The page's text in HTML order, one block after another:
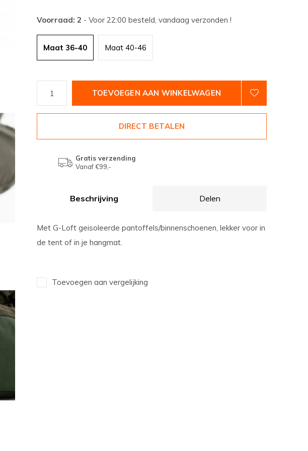
Voorraad: 2 - Voor 22:00 besteld, vandaag verzonden !
Maat 36-40 Maat 40-46
TOEVOEGEN AAN WINKELWAGEN
DIRECT BETALEN
Gratis verzending
Vanaf €99,-
Beschrijving Delen
Met G-Loft geisoleerde pantoffels/binnenschoenen, lekker voor in
de tent of in je hangmat.
Toevoegen aan vergelijking